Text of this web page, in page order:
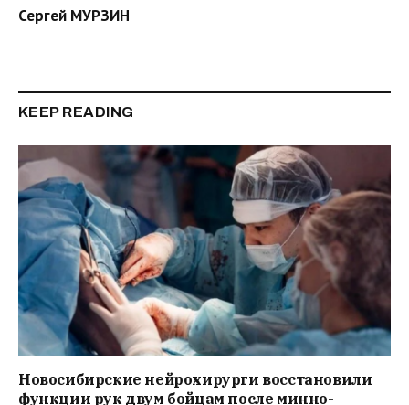
Сергей МУРЗИН
KEEP READING
Новосибирские нейрохирурги восстановили
функции рук двум бойцам после минно-